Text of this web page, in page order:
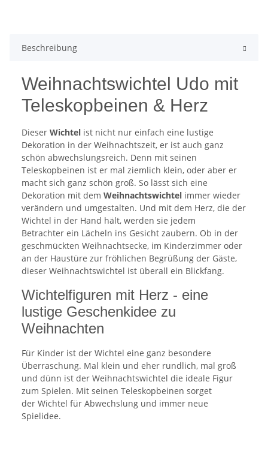
Beschreibung
Weihnachtswichtel Udo mit
Teleskopbeinen & Herz
Dieser Wichtel ist nicht nur einfach eine lustige
Dekoration in der Weihnachtszeit, er ist auch ganz
schön abwechslungsreich. Denn mit seinen
Teleskopbeinen ist er mal ziemlich klein, oder aber er
macht sich ganz schön groß. So lässt sich eine
Dekoration mit dem Weihnachtswichtel immer wieder
verändern und umgestalten. Und mit dem Herz, die der
Wichtel in der Hand hält, werden sie jedem
Betrachter ein Lächeln ins Gesicht zaubern. Ob in der
geschmückten Weihnachtsecke, im Kinderzimmer oder
an der Haustüre zur fröhlichen Begrüßung der Gäste,
dieser Weihnachtswichtel ist überall ein Blickfang.
Wichtelfiguren mit Herz - eine
lustige Geschenkidee zu
Weihnachten
Für Kinder ist der Wichtel eine ganz besondere
Überraschung. Mal klein und eher rundlich, mal groß
und dünn ist der Weihnachtswichtel die ideale Figur
zum Spielen. Mit seinen Teleskopbeinen sorget
der Wichtel für Abwechslung und immer neue
Spielidee.